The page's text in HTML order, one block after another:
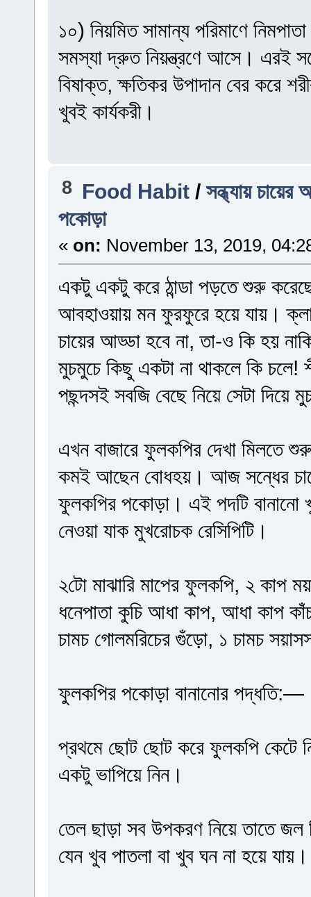
১০) নিয়মিত সামান্য পরিমাণে
সমস্যা দ্রুত নিয়ন্ত্রণে আসে। এরই
বিষাক্ত, ক্ষতিকর উপাদান বের করে
খুবই কার্যকরী।
8 Food Habit /সন্ধ্যায়
পকোড়া
« on: November 13, 2019,
একটু একটু করে ঠান্ডা পড়তে শুরু
আবহাওয়ায় মন ফুরফুরে হয়ে যায়।
চায়ের আড্ডা হবে না, তা-ও কি হয়
মুচমুচে কিছু একটা না থাকলে কি
পছন্দসই সবজি বেছে নিয়ে সেটা
এখন বাজারে ফুলকপির দেখা মিলতে
কমই আছেন বোধহয়। আজ সন্ধের
ফুলকপির পকোড়া। এই পদটি
নেওয়া যাক মুখরোচক রেসিপিটি।
২টো মাঝারি মাপের ফুলকপি, ২ কাপ
ধনেপাতা কুচি আধা কাপ, আধা কাপ
চামচ গোলমরিচের গুঁড়ো, ১ চামচ
ফুলকপির পকোড়া বানানোর পদ্ধতি:—
প্রথমে ছোট ছোট করে ফুলকপি কেটে
একটু ভাপিয়ে নিন।
তেল ছাড়া সব উপকরণ নিয়ে তাতে জল
যেন খুব পাতলা বা খুব ঘন না হয়ে যায়।